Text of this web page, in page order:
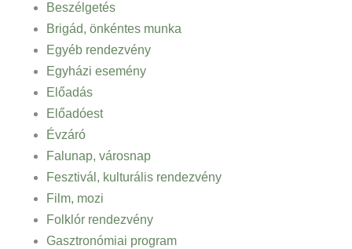
Beszélgetés
Brigád, önkéntes munka
Egyéb rendezvény
Egyházi esemény
Előadás
Előadóest
Évzáró
Falunap, városnap
Fesztivál, kulturális rendezvény
Film, mozi
Folklór rendezvény
Gasztronómiai program